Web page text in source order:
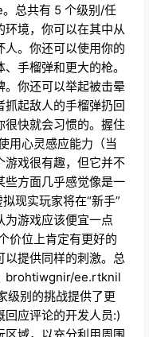
总共有 5 个级别/任
境，你可以在其中从
。你还可以使用你的
手榴弹和更大的枪。
。你还可以举起被击晕
起敌人的手榴弹扔回
很快就会习惯的。握住
用心灵感应能力（当
游戏很有趣，但它并不
些方面几乎感觉像是一
现实玩家将在“新手”
为游戏应该便宜一点
价位上肯定有更好的
提供同样的刺激。总
brohtiwgnir/ee.rtknil
级别的挑战提供了更
回应评论的开发人员:)